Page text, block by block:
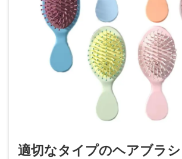
適切なタイプのヘアブラ